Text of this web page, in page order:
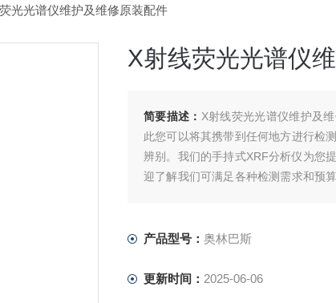
光光谱仪维护及维修原装配件
X射线荧光光谱仪
简要描述： X射线荧光光谱仪维护及
此您可以将其携带到任何地方进行检
辨别。我们的手持式XRF分析仪为您
迎了解我们可满足各种检测需求和预
产品型号： 奥林巴斯
更新时间： 2025-06-06